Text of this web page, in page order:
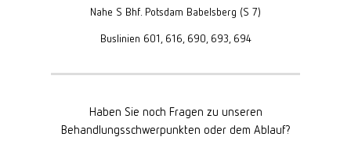
Nahe S Bhf. Potsdam Babelsberg (S 7)
Buslinien 601, 616, 690, 693, 694
Haben Sie noch Fragen zu unseren
Behandlungsschwerpunkten oder dem Ablauf?